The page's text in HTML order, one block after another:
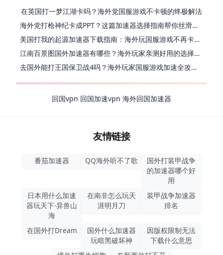
在英国打一梦江湖卡吗？海外党国服游戏不卡顿的终极解法
海外党打枪神纪卡成PPT？这篇加速器选择指南帮你丝滑上分
美国打我的起源加速器下载指南：海外玩国服游戏不再卡的终极方案
江南百景图国外加速器有哪些？海外玩家亲测好用的选择与避坑指南
去国外能打王国保卫战4吗？海外玩家国服游戏加速全攻略（附公主连结幻想江湖实测）
回国vpn 回国加速vpn 海外回国加速器
友情链接
番茄加速器 QQ海外听不了歌
国外打装甲战争
的加速器哪个好
用
日本用什么加速
器玩天下-异兽山
海
在南非怎么玩天
涯明月刀
装甲战争加速器
排名
在国外打Dream
国外什么加速器
玩暗黑破坏神
因版权限制无法
下载什么意思